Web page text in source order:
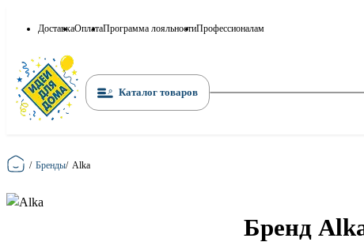
ДоставкаОплатаПрограмма лояльностиПрофессионалам
Каталог товаров
Главная
/ Бренды/ Alka
Бренд